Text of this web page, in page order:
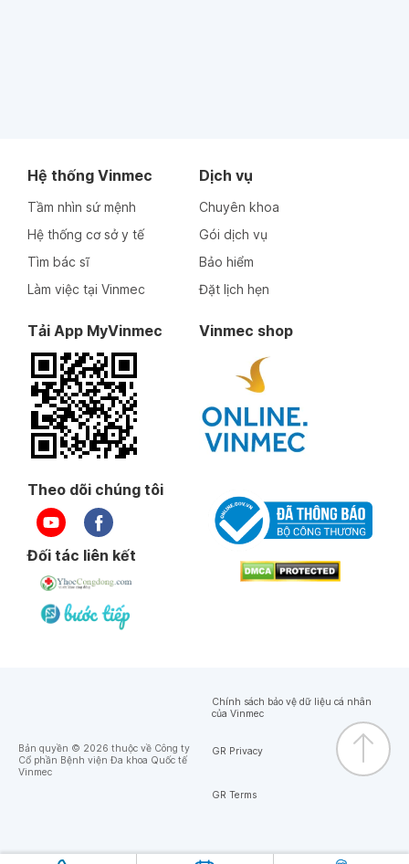
Hệ thống Vinmec
Tầm nhìn sứ mệnh
Hệ thống cơ sở y tế
Tìm bác sĩ
Làm việc tại Vinmec
Dịch vụ
Chuyên khoa
Gói dịch vụ
Bảo hiểm
Đặt lịch hẹn
Tải App MyVinmec Vinmec shop
Theo dõi chúng tôi
Đối tác liên kết
Bản quyền © 2026 thuộc về Công ty
Cổ phần Bệnh viện Đa khoa Quốc tế
Vinmec
Chính sách bảo vệ dữ liệu cá nhân
của Vinmec
GR Privacy
GR Terms